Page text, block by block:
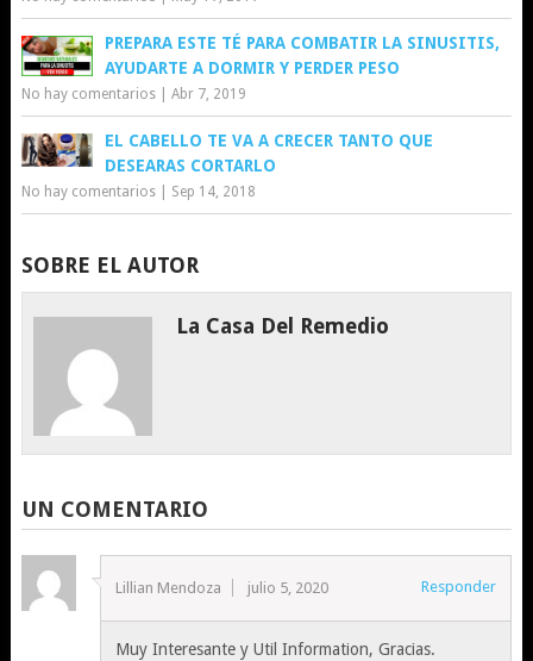
PREPARA ESTE TÉ PARA COMBATIR LA SINUSITIS,
AYUDARTE A DORMIR Y PERDER PESO
No hay comentarios| Abr 7, 2019
EL CABELLO TE VA A CRECER TANTO QUE
DESEARAS CORTARLO
No hay comentarios| Sep 14, 2018
SOBRE EL AUTOR
La Casa Del Remedio
UN COMENTARIO
Lillian Mendoza julio 5, 2020 Responder
Muy Interesante y Util Information, Gracias.